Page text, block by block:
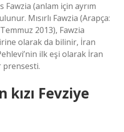
Fawzia (anlam için ayrım
Mısırlı Fawzia (Arapça:
olarak da bilinir, İran
ilk eşi olarak İran
prensesti.
kızı Fevziye